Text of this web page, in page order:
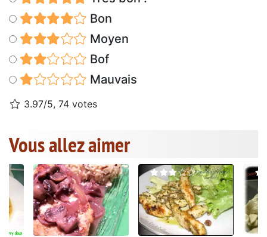
Bon
Moyen
Bof
Mauvais
3.97/5, 74 votes
Vous allez aimer